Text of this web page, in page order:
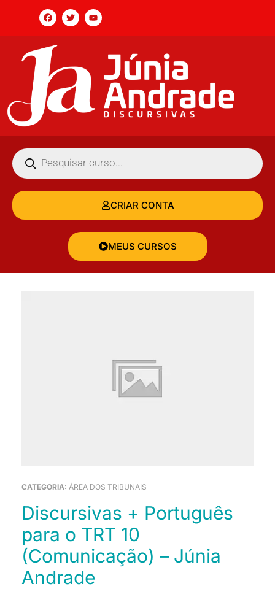
CRIAR CONTA
MEUS CURSOS
CATEGORIA: ÁREA DOS TRIBUNAIS
Discursivas + Português
para o TRT 10
(Comunicação) – Júnia
Andrade